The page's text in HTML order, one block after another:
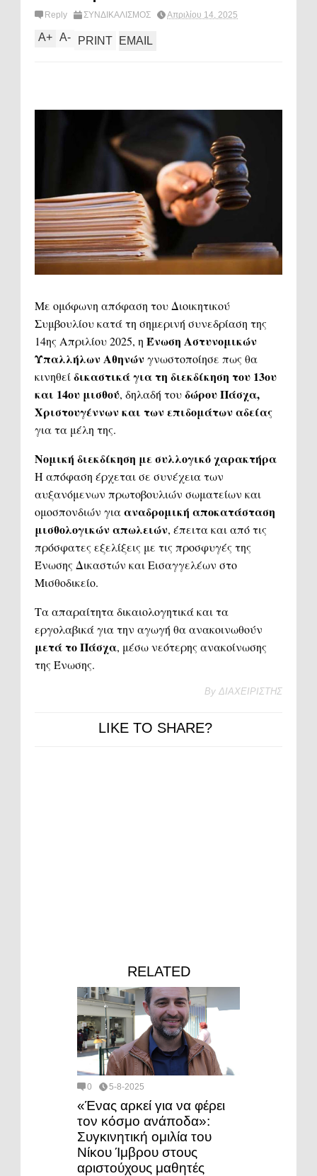
Reply ΣΥΝΔΙΚΑΛΙΣΜΟΣ Απριλίου 14, 2025
A+ A- PRINT EMAIL
Με ομόφωνη απόφαση του Διοικητικού
Συμβουλίου κατά τη σημερινή συνεδρίαση της
14ης Απριλίου 2025, η Ένωση Αστυνομικών
Υπαλλήλων Αθηνώνγνωστοποίησε πως θα
κινηθείδικαστικά για τη διεκδίκηση του 13ου
και 14ου μισθού, δηλαδή τουδώρου Πάσχα,
Χριστουγέννων και των επιδομάτων αδείας
για τα μέλη της.
Νομική διεκδίκηση με συλλογικό χαρακτήρα
Η απόφαση έρχεται σε συνέχεια των
αυξανόμενων πρωτοβουλιών σωματείων και
ομοσπονδιών γιααναδρομική αποκατάσταση
μισθολογικών απωλειών, έπειτα και από τις
πρόσφατες εξελίξεις με τις προσφυγές της
Ένωσης Δικαστών και Εισαγγελέων στο
Μισθοδικείο.
Τα απαραίτητα δικαιολογητικά και τα
εργολαβικά για την αγωγή θα ανακοινωθούν
μετά το Πάσχα, μέσω νεότερης ανακοίνωσης
της Ένωσης.
By ΔΙΑΧΕΙΡΙΣΤΗΣ
LIKE TO SHARE?
RELATED
0 5-8-2025
«Ένας αρκεί για να φέρει
τον κόσμο ανάποδα»:
Συγκινητική ομιλία του
Νίκου Ίμβρου στους
αριστούχους μαθητές